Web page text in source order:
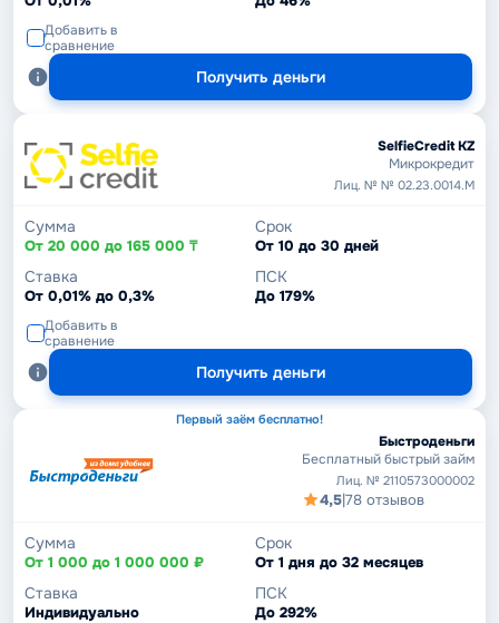
Добавить в
сравнение
Получить деньги
SelfieCredit KZ
Микрокредит
Лиц. № № 02.23.0014.М
Сумма
От 20 000 до 165 000 ₸
Срок
От 10 до 30 дней
Ставка
От 0,01% до 0,3%
ПСК
До 179%
Добавить в
сравнение
Получить деньги
Первый заём бесплатно!
Быстроденьги
Бесплатный быстрый займ
Лиц. № 2110573000002
4,5|78 отзывов
Сумма
От 1 000 до 1 000 000 ₽
Срок
От 1 дня до 32 месяцев
Ставка
Индивидуально
ПСК
До 292%